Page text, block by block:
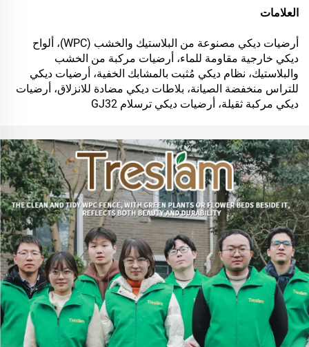
العلامات
أرضيات ديكي مصنوعة من البلاستيك والخشب (WPC)، ألواح
ديكي خارجية مقاومة للماء، أرضيات مركبة من الخشب
والبلاستيك، نظام ديكي مُثبت بالمشابك الخفية، أرضيات ديكي
للتراس منخفضة الصيانة، بلاطات ديكي مضادة للانزلاق، أرضيات
ديكي مركبة ثقيلة، أرضيات ديكي ترسلام GJ32